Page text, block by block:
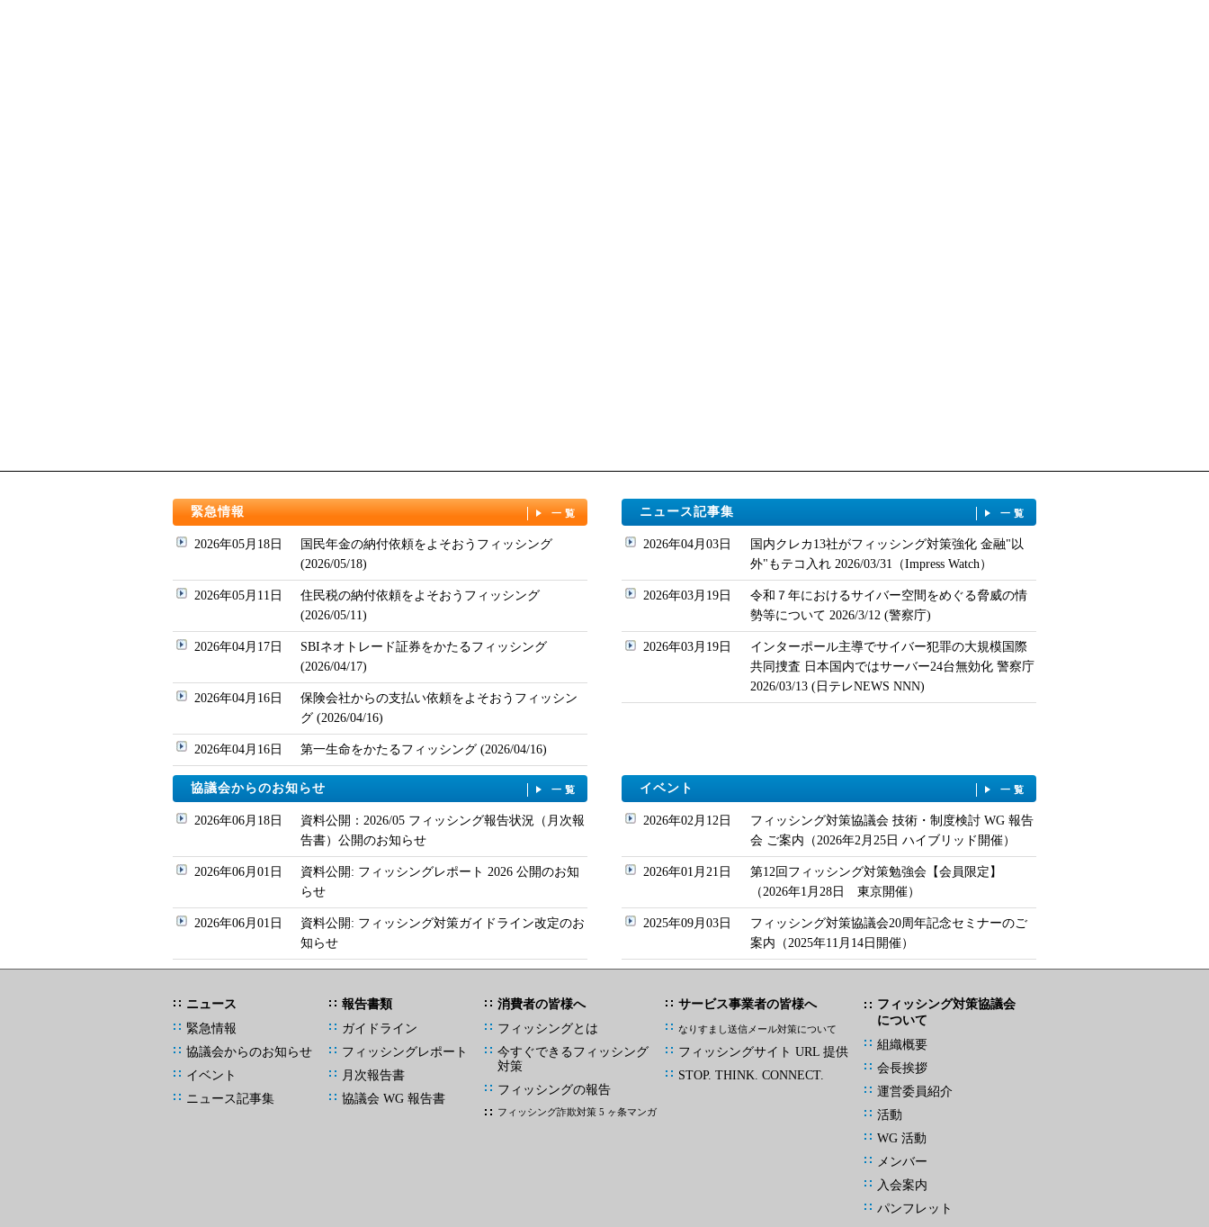
緊急情報 一覧
2026年05月18日
国民年金の納付依頼をよそおうフィッシング
(2026/05/18)
2026年05月11日
住民税の納付依頼をよそおうフィッシング
(2026/05/11)
2026年04月17日
SBIネオトレード証券をかたるフィッシング
(2026/04/17)
2026年04月16日
保険会社からの支払い依頼をよそおうフィッシン
グ (2026/04/16)
2026年04月16日 第一生命をかたるフィッシング (2026/04/16)
ニュース記事集 一覧
2026年04月03日
国内クレカ13社がフィッシング対策強化 金融"以
外"もテコ入れ 2026/03/31（Impress Watch）
2026年03月19日
令和７年におけるサイバー空間をめぐる脅威の情
勢等について 2026/3/12 (警察庁)
2026年03月19日
インターポール主導でサイバー犯罪の大規模国際
共同捜査 日本国内ではサーバー24台無効化 警察庁
2026/03/13 (日テレNEWS NNN)
協議会からのお知らせ 一覧
2026年06月18日
資料公開：2026/05 フィッシング報告状況（月次報
告書）公開のお知らせ
2026年06月01日
資料公開: フィッシングレポート 2026 公開のお知
らせ
2026年06月01日
資料公開: フィッシング対策ガイドライン改定のお
知らせ
イベント 一覧
2026年02月12日
フィッシング対策協議会 技術・制度検討 WG 報告
会 ご案内（2026年2月25日 ハイブリッド開催）
2026年01月21日
第12回フィッシング対策勉強会【会員限定】
（2026年1月28日 東京開催）
2025年09月03日
フィッシング対策協議会20周年記念セミナーのご
案内（2025年11月14日開催）
ニュース
緊急情報
協議会からのお知らせ
イベント
ニュース記事集
報告書類
ガイドライン
フィッシングレポート
月次報告書
協議会 WG 報告書
消費者の皆様へ
フィッシングとは
今すぐできるフィッシング
対策
フィッシングの報告
フィッシング詐欺対策 5 ヶ条マンガ
サービス事業者の皆様へ
なりすまし送信メール対策について
フィッシングサイト URL 提供
STOP. THINK. CONNECT.
フィッシング対策協議会
について
組織概要
会長挨拶
運営委員紹介
活動
WG 活動
メンバー
入会案内
パンフレット